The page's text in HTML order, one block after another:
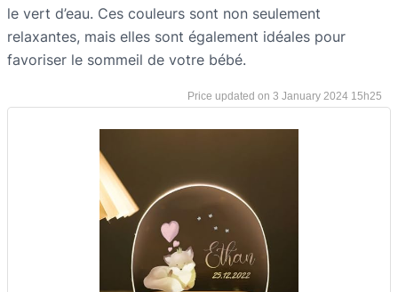
le vert d’eau. Ces couleurs sont non seulement
relaxantes, mais elles sont également idéales pour
favoriser le sommeil de votre bébé.
3 January 2024 15h25